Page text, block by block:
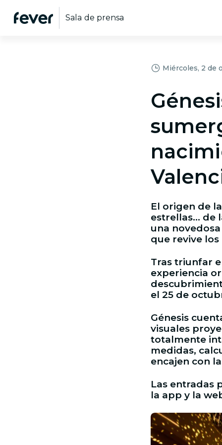
Sala de prensa
Miércoles, 2 de
El origen de
estrellas… de
una
que revive
Tras triunfar
experiencia
el 25 de
Génesis
visuales
totalmente
medidas,
encajen con
Las entradas
la app y la